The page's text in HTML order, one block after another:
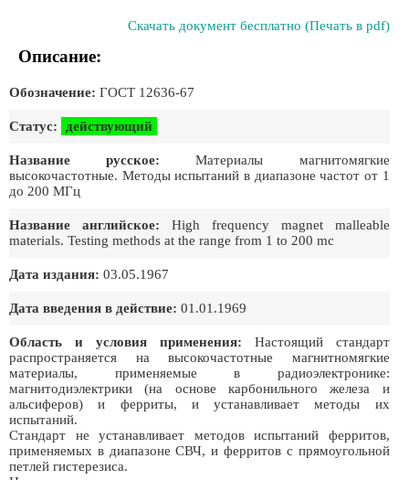
Скачать документ бесплатно (Печать в pdf)
Описание:
Обозначение: ГОСТ 12636-67
Статус: действующий
Название русское: Материалы магнитомягкие
высокочастотные. Методы испытаний в диапазоне частот от 1
до 200 МГц
Название английское: High frequency magnet malleable
materials. Testing methods at the range from 1 to 200 mc
Дата издания: 03.05.1967
Дата введения в действие: 01.01.1969
Область и условия применения: Настоящий стандарт
распространяется на высокочастотные магнитномягкие
материалы, применяемые в радиоэлектронике:
магнитодиэлектрики (на основе карбонильного железа и
альсиферов) и ферриты, и устанавливает методы их
испытаний.
Стандарт не устанавливает методов испытаний ферритов,
применяемых в диапазоне СВЧ, и ферритов с прямоугольной
петлей гистерезиса.